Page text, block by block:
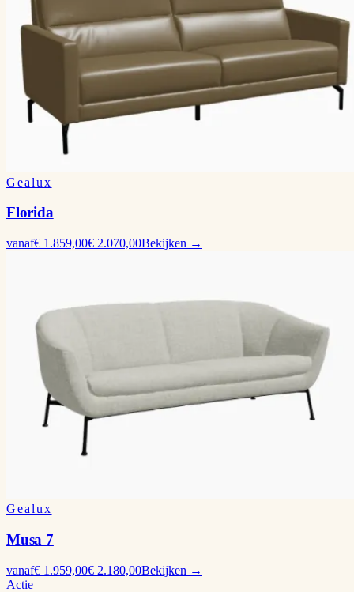
Gealux
Florida
vanaf€ 1.859,00€ 2.070,00Bekijken →
Gealux
Musa 7
vanaf€ 1.959,00€ 2.180,00Bekijken →
Actie